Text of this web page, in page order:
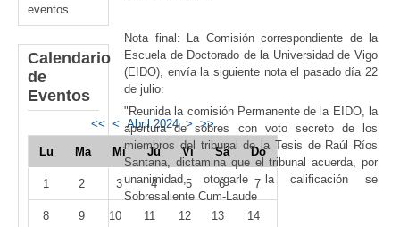
eventos
Calendario
de
Eventos
<< < Abril 2024 > >>
Lu Ma Mi Ju Vi Sá Do
1 2 3 4 5 6 7
8 9 10 11 12 13 14
Nota final: La Comisión correspondiente de la
Escuela de Doctorado de la Universidad de Vigo
(EIDO), envía la siguiente nota el pasado día 22
de julio:
"Reunida la comisión Permanente de la EIDO, la
apertura de sobres con voto secreto de los
miembros del tribunal de la Tesis de Raúl Ríos
Santana, dictamina que el tribunal acuerda, por
unanimidad, otorgarle la calificación se
Sobresaliente Cum-Laude